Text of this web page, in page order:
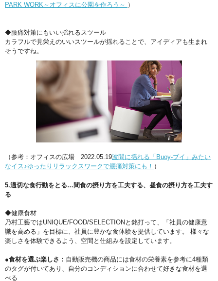
PARK WORK～オフィスに公園を作ろう～ ）
◆腰痛対策にもいい揺れるスツール
カラフルで見栄えのいいスツールが揺れることで、アイディアも生まれ
そうですね。
（参考：オフィスの広場 2022.05.19波間に揺れる「Buoy-ブイ」みたい
なイス♪ゆったりリラックスワークで腰痛対策にも！ ）
5.適切な食行動をとる…間食の摂り方を工夫する、昼食の摂り方を工夫す
る
◆健康食材
乃村工藝ではUNIQUE/FOOD/SELECTIONと銘打って、「社員の健康意
識を高める」を目標に、社員に豊かな食体験を提供しています。 様々な
楽しさを体験できるよう、空間と仕組みを設定しています。
●食材を選ぶ楽しさ： 自動販売機の商品には食材の栄養素を参考に4種類
のタグが付いてあり、自分のコンディションに合わせて好きな食材を選
べる